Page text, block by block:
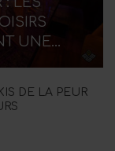
UNE…
DE LA PEUR